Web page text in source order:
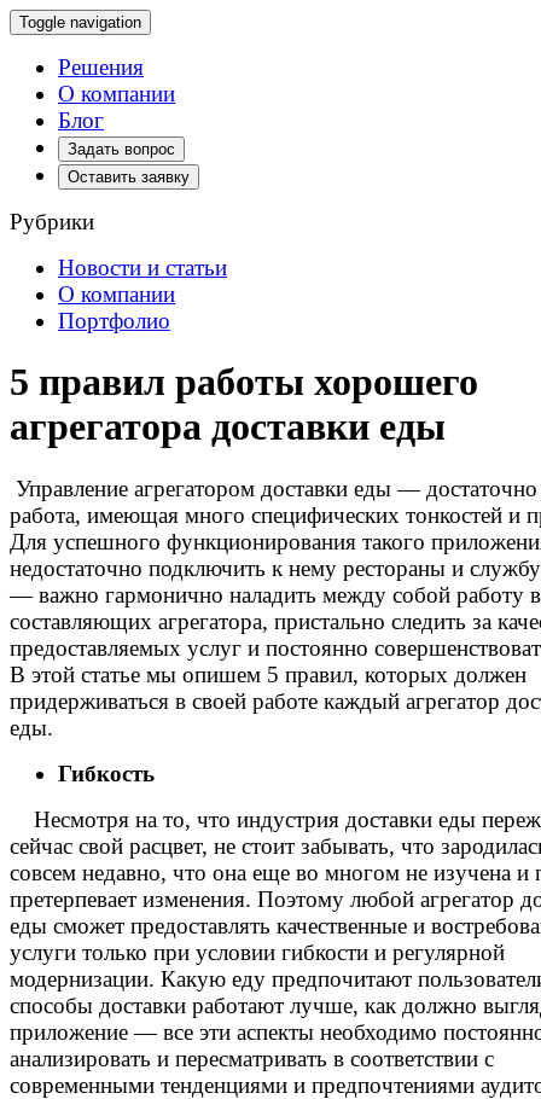
Toggle navigation
Решения
О компании
Блог
Задать вопрос
Оставить заявку
Рубрики
Новости и статьи
О компании
Портфолио
5 правил работы хорошего
агрегатора доставки еды
Управление агрегатором доставки еды —
работа, имеющая много специфических тонкостей и
Для успешного функционирования такого
недостаточно подключить к нему рестораны и
— важно гармонично наладить между собой работу
составляющих агрегатора, пристально следить за
предоставляемых услуг и постоянно
В этой статье мы опишем 5 правил, которых должен
придерживаться в своей работе каждый агрегатор
еды.
Гибкость
Несмотря на то, что индустрия доставки еды
сейчас свой расцвет, не стоит забывать, что
совсем недавно, что она еще во многом не изучена и
претерпевает изменения. Поэтому любой агрегатор
еды сможет предоставлять качественные и
услуги только при условии гибкости и регулярной
модернизации. Какую еду предпочитают
способы доставки работают лучше, как должно
приложение — все эти аспекты необходимо
анализировать и пересматривать в соответствии с
современными тенденциями и предпочтениями